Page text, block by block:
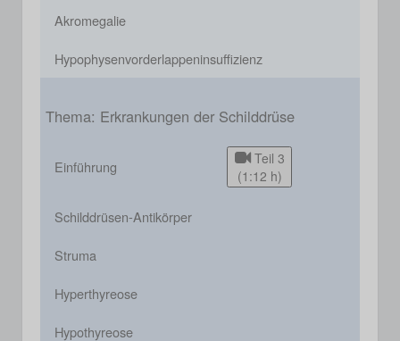
Akromegalie
Hypophysenvorderlappeninsuffizienz
Thema: Erkrankungen der Schilddrüse
Einführung
Teil 3
(1:12 h)
Schilddrüsen-Antikörper
Struma
Hyperthyreose
Hypothyreose